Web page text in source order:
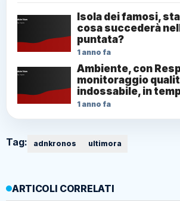
Isola dei famosi,
cosa succederà
puntata?
1 anno fa
Ambiente, con
monitoraggio
indossabile, in
1 anno fa
Tag: adnkronos ultimora
ARTICOLI CORRELATI